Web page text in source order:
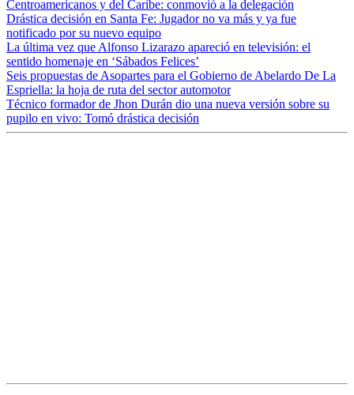
Centroamericanos y del Caribe: conmovió a la delegación
Drástica decisión en Santa Fe: Jugador no va más y ya fue
notificado por su nuevo equipo
La última vez que Alfonso Lizarazo apareció en televisión: el
sentido homenaje en ‘Sábados Felices’
Seis propuestas de Asopartes para el Gobierno de Abelardo De La
Espriella: la hoja de ruta del sector automotor
Técnico formador de Jhon Durán dio una nueva versión sobre su
pupilo en vivo: Tomó drástica decisión